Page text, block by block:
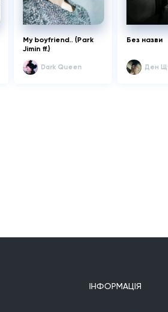
My boyfriend.. (Park
Jimin ff.)
Dark Queen
Без назви
Ден
ІНФОРМАЦІЯ